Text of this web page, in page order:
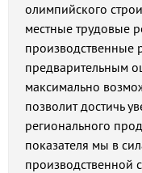
олимпийского
местные трудовые
производственные
предварительным
максимально
позволит достичь
регионального
показателя мы в
производственной